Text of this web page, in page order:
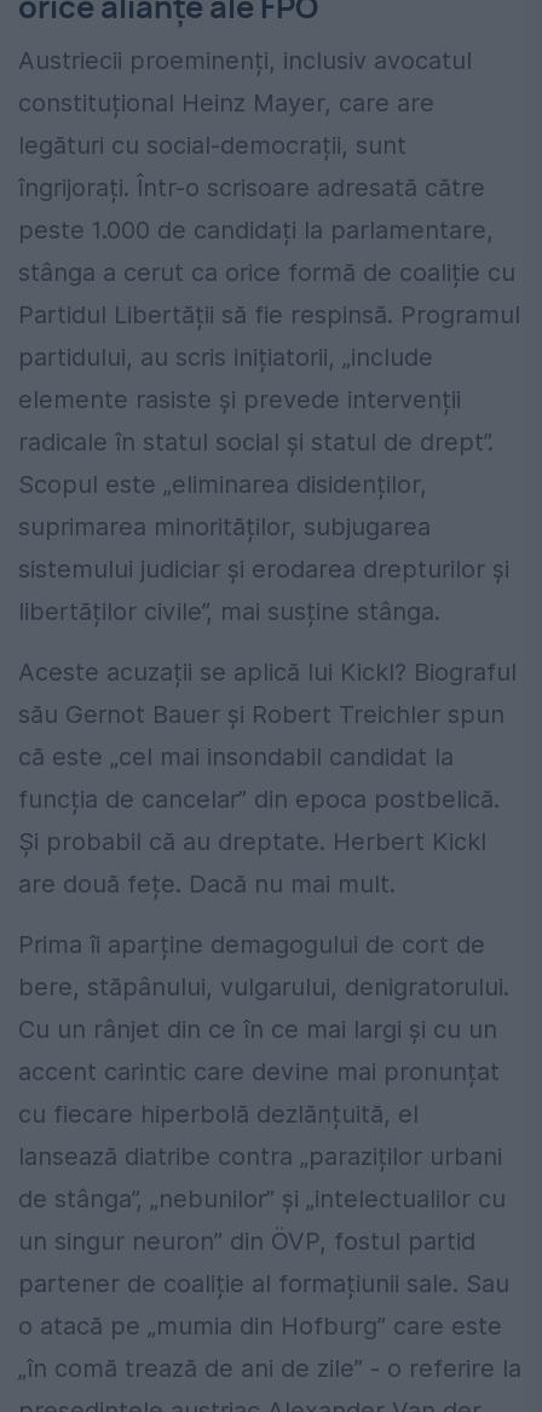
Austriecii proeminenți, inclusiv avocatul
constituțional Heinz Mayer, care are
legături cu social-democrații, sunt
îngrijorați. Într-o scrisoare adresată către
peste 1.000 de candidați la parlamentare,
stânga a cerut ca orice formă de coaliție cu
Partidul Libertății să fie respinsă. Programul
partidului, au scris inițiatorii, „include
elemente rasiste și prevede intervenții
radicale în statul social și statul de drept”.
Scopul este „eliminarea disidenților,
suprimarea minorităților, subjugarea
sistemului judiciar și erodarea drepturilor și
libertăților civile”, mai susține stânga.
Aceste acuzații se aplică lui Kickl? Biograful
său Gernot Bauer și Robert Treichler spun
că este „cel mai insondabil candidat la
funcția de cancelar” din epoca postbelică.
Și probabil că au dreptate. Herbert Kickl
are două fețe. Dacă nu mai mult.
Prima îi aparține demagogului de cort de
bere, stăpânului, vulgarului, denigratorului.
Cu un rânjet din ce în ce mai largi și cu un
accent carintic care devine mai pronunțat
cu fiecare hiperbolă dezlănțuită, el
lansează diatribe contra „paraziților urbani
de stânga”, „nebunilor” și „intelectualilor cu
un singur neuron” din ÖVP, fostul partid
partener de coaliție al formațiunii sale. Sau
o atacă pe „mumia din Hofburg” care este
„în comă trează de ani de zile” - o referire la